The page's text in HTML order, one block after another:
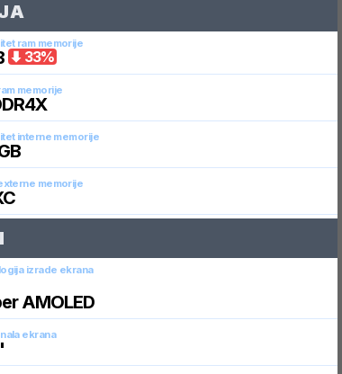
ram memorije
33%
memorije
interne memorije
memorije
izrade ekrana
AMOLED
ekrana